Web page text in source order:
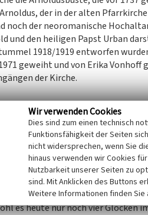
der in der alten
noch der neoromanische
und den heiligen Papst Urban
1918/1919 entworfen
geweiht und von Erika Vonhoff
der Kirche.
Die Signalglocke im
von 1953, die
diese stammt aus der
von Glocken im Turm
Die zweite
Glocken. Diese wurden im
Glocken, die vor dem Zweiten
es heute nur noch vier Glocken
Wir verwenden Cookies
Dies sind zum einen technisch
Funktionsfähigkeit der Seiten
nicht widersprechen, wenn Sie
hinaus verwenden wir Cookies
Nutzbarkeit unserer Seiten zu
sind. Mit Anklicken des Buttons
Weitere Informationen finden